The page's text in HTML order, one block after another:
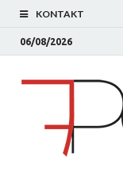
KONTAKT
06/08/2026